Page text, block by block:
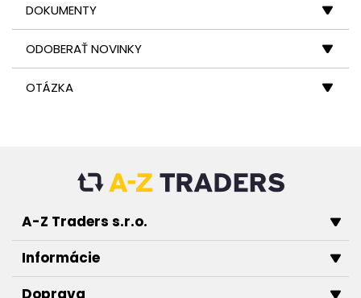
DOKUMENTY
ODOBERAŤ NOVINKY
OTÁZKA
A-Z Traders s.r.o.
Informácie
Doprava